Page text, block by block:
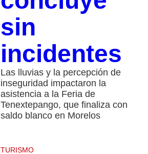
sin
incidentes
Las lluvias y la percepción de
inseguridad impactaron la
asistencia a la Feria de
Tenextepango, que finaliza con
saldo blanco en Morelos
TURISMO